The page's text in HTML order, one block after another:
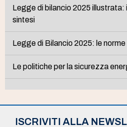
Legge di bilancio 2025
sintesi
Legge di Bilancio 2025: le
Le politiche per la sicurezza
ISCRIVITI ALLA